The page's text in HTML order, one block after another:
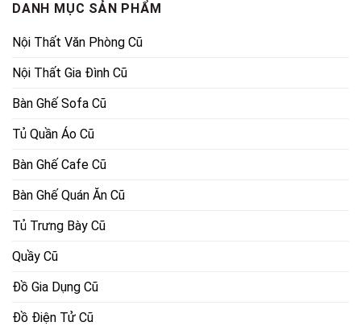
DANH MỤC SẢN PHẨM
Nội Thất Văn Phòng Cũ
Nội Thất Gia Đình Cũ
Bàn Ghế Sofa Cũ
Tủ Quần Áo Cũ
Bàn Ghế Cafe Cũ
Bàn Ghế Quán Ăn Cũ
Tủ Trưng Bày Cũ
Quầy Cũ
Đồ Gia Dụng Cũ
Đồ Điện Tử Cũ